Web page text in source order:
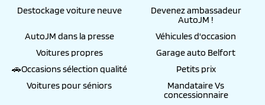
Destockage voiture neuve
Devenez ambassadeur
AutoJM !
AutoJM dans la presse
Véhicules d'occasion
Voitures propres
Garage auto Belfort
🚗Occasions sélection qualité
Petits prix
Voitures pour séniors
Mandataire Vs
concessionnaire